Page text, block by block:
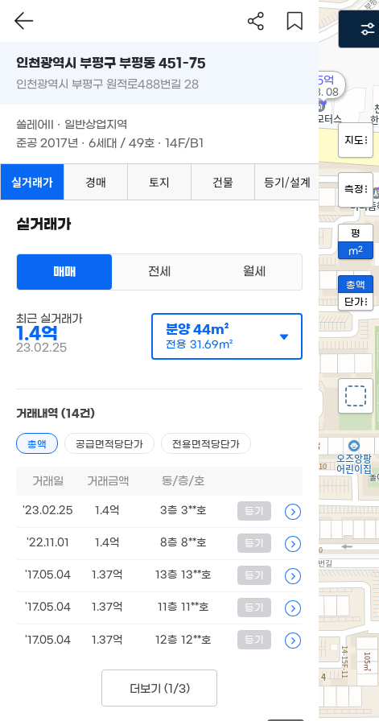
15억
'23. 08
지도
측정
평
m2
총액
단가
인천광역시 부평구 부평동 451-75
인천광역시 부평구 원적로488번길 28
쏠레어II · 일반상업지역
준공 2017년 · 6세대 / 49호 · 14F/B1
실거래가 경매 토지 건물 등기/설계
실거래가
매매 전세 월세
최근 실거래가
1.4억
23.02.25
분양44m²
전용 31.69m²
거래내역 (14건)
총액 공급면적당단가 전용면적당단가
거래일 거래금액 동/층/호
'23.02.25 1.4억 3층 3**호 등기
'22.11.01 1.4억 8층 8**호 등기
'17.05.04 1.37억 13층 13**호 등기
'17.05.04 1.37억 11층 11**호 등기
'17.05.04 1.37억 12층 12**호 등기
더보기 (1/3)